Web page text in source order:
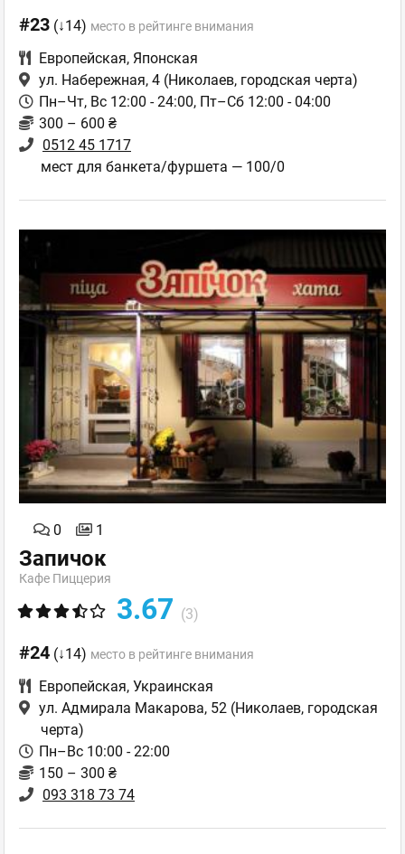
#23 (↓14) место в рейтинге внимания
Европейская, Японская
ул. Набережная, 4 (Николаев, городская черта)
Пн–Чт, Вс 12:00 - 24:00, Пт–Сб 12:00 - 04:00
300 – 600 ₴
0512 45 1717
мест для банкета/фуршета — 100/0
0 1
Запичок
Кафе Пиццерия
3.67 (3)
#24 (↓14) место в рейтинге внимания
Европейская, Украинская
ул. Адмирала Макарова, 52 (Николаев, городская
черта)
Пн–Вс 10:00 - 22:00
150 – 300 ₴
093 318 73 74